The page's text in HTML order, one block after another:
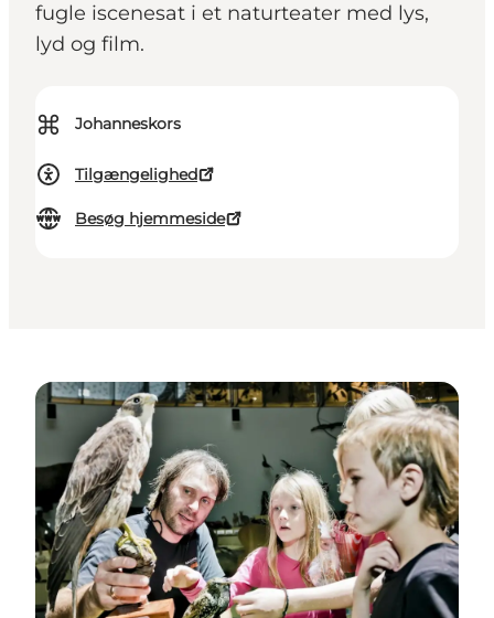
fugle iscenesat i et naturteater med lys,
lyd og film.
⌘ Johanneskors
Tilgængelighed
Besøg hjemmeside